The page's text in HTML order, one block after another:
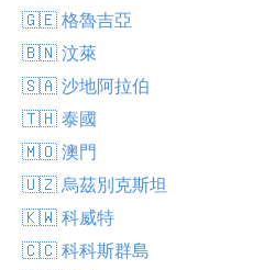
🇬🇪 格魯吉亞
🇧🇳 汶萊
🇸🇦 沙地阿拉伯
🇹🇭 泰國
🇲🇴 澳門
🇺🇿 烏茲別克斯坦
🇰🇼 科威特
🇨🇨 科科斯群島